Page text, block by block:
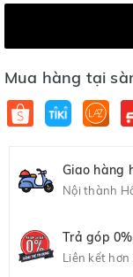
Mua hàng tại
Giao hàng
Nội thành
Trả góp
Liên kết